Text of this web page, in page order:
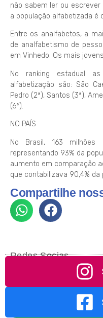
não sabem ler ou
a população alfabetizada é
Entre os analfabetos, a
de analfabetismo de
em Vinhedo. Os mais
No ranking estadual
alfabetização são: São
Pedro (2ª), Santos (3ª),
(6ª).
NO PAÍS
No Brasil, 163 milhões
representando 93% da
aumento em comparação
que contabilizava 90,4% da
Compartilhe
Redes Socias